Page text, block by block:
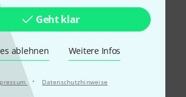
Geht klar
ablehnen Weitere Infos
· Datenschutzhinweise
Back-Garantie
Fachexperten